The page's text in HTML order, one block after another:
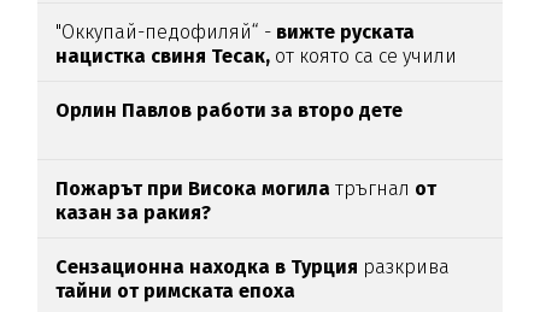
"Оккупай-педофиляй“ - вижте руската
нацистка свиня Тесак, от която са се учили
Орлин Павлов работи за второ дете
Пожарът при Висока могила тръгнал от
казан за ракия?
Сензационна находка в Турция разкрива
тайни от римската епоха